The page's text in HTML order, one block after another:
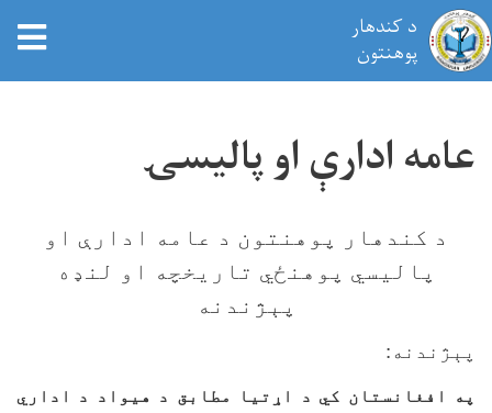
دانګل
د کندهار
پوهنتون
عامه ادارې او پاليسۍ
د کندهار پوهنتون د عامه ادارې او
پالیسي پوهنځي تاریخچه او لنډه
پېژندنه
پېژندنه:
په افغانستان کي د اړتیا مطابق د هیواد د اداري